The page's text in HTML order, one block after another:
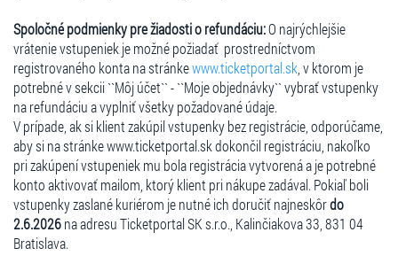
Spoločné podmienky pre žiadosti o refundáciu:O najrýchlejšie
vrátenie vstupeniek je možné požiadať prostredníctvom
registrovaného konta na stránkewww.ticketportal.sk , v ktorom je
potrebné v sekcii ``Môj účet`` - ``Moje objednávky`` vybrať vstupenky
na refundáciu a vyplniť všetky požadované údaje.
V prípade, ak si klient zakúpil vstupenky bez registrácie, odporúčame,
aby si na stránke www.ticketportal.sk dokončil registráciu, nakoľko
pri zakúpení vstupeniek mu bola registrácia vytvorená a je potrebné
konto aktivovať mailom, ktorý klient pri nákupe zadával. Pokiaľ boli
vstupenky zaslané kuriérom je nutné ich doručiť najneskôrdo
2.6.2026na adresu Ticketportal SK s.r.o., Kalinčiakova 33, 831 04
Bratislava.